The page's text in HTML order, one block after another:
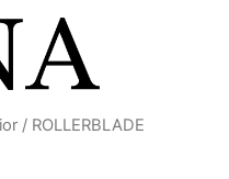
/ ROLLERBLADE